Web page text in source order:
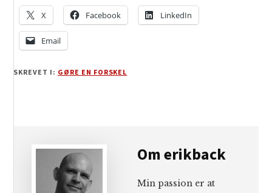
X Facebook LinkedIn
Email
SKREVET I: GØRE EN FORSKEL
Omerikback
Min passion er at